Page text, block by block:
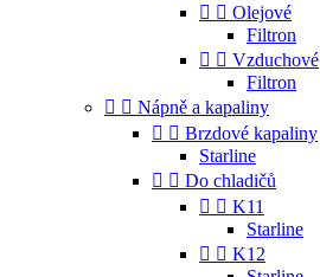
  Olejové
Filtron
  Vzduchové
Filtron
  Nápně a kapaliny
  Brzdové kapaliny
Starline
  Do chladičů
  K11
Starline
  K12